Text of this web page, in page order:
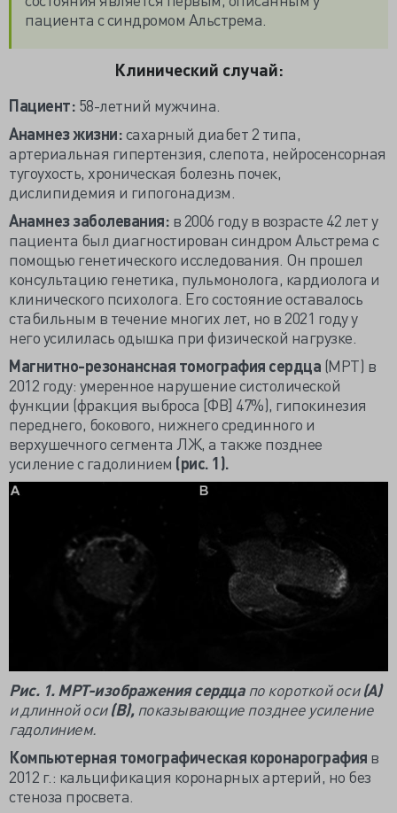
пациента с синдромом Альстрема.
Клинический случай:
Пациент: 58-летний мужчина.
Анамнез жизни:сахарный диабет 2 типа,
артериальная гипертензия, слепота, нейросенсорная
тугоухость, хроническая болезнь почек,
дислипидемия и гипогонадизм.
Анамнез заболевания: в 2006 году в возрасте 42 лет у
пациента был диагностирован синдром Альстрема с
помощью генетического исследования. Он прошел
консультацию генетика, пульмонолога, кардиолога и
клинического психолога. Его состояние оставалось
стабильным в течение многих лет, но в 2021 году у
него усилилась одышка при физической нагрузке.
Магнитно-резонансная томография сердца (МРТ) в
2012 году: умеренное нарушение систолической
функции (фракция выброса [ФВ] 47%), гипокинезия
переднего, бокового, нижнего срединного и
верхушечного сегмента ЛЖ, а также позднее
усиление с гадолинием (рис. 1).
Рис. 1. МРТ-изображения сердцапо короткой оси(А)
и длинной оси(В),показывающие позднее усиление
гадолинием.
Компьютерная томографическая коронарография в
2012 г.: кальцификация коронарных артерий, но без
стеноза просвета.